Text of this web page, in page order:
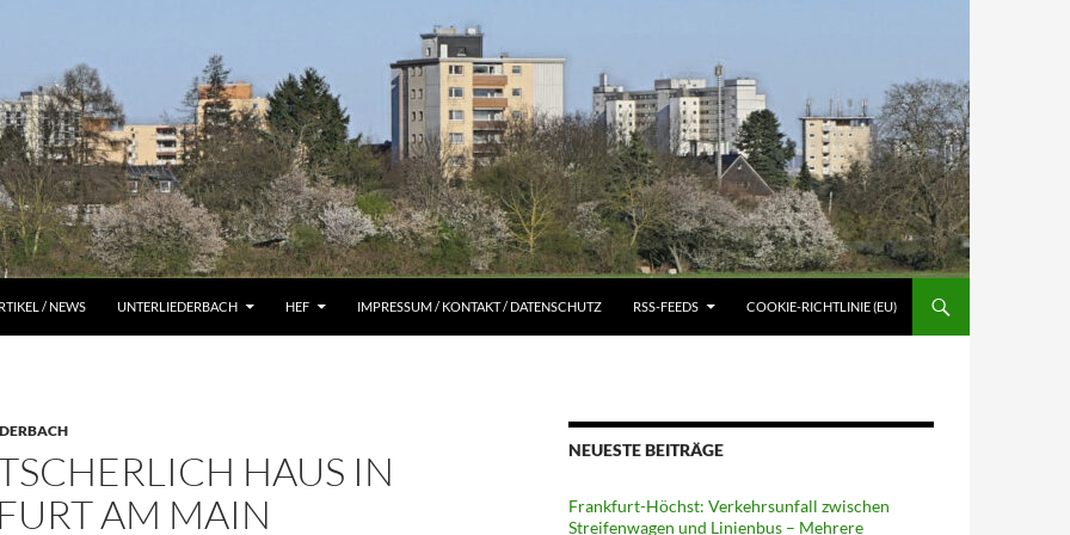
/ NEWS UNTERLIEDERBACH HEF IMPRESSUM / KONTAKT / DATENSCHUTZ RSS-FEEDS COOKIE-RICHTLINIE (EU)
HAUS IN
AM MAIN
NEUESTE BEITRÄGE
Frankfurt-Höchst: Verkehrsunfall zwischen
Streifenwagen und Linienbus – Mehrere